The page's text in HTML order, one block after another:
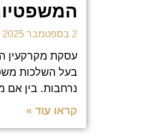
2 בספטמבר 2025
עסקת מקרקעין
בעל השלכות
נרחבות. בין אם
קראו עוד »